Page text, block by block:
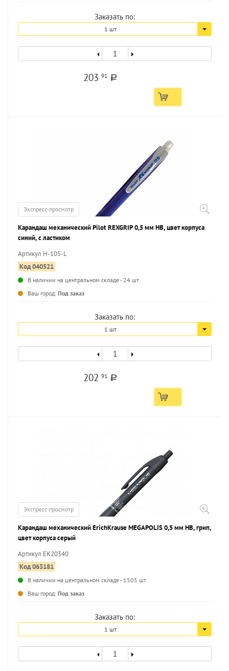
Заказать по:
1 шт.
20391 a
Экспресс-просмотр
Карандаш механический Pilot REXGRIP 0,5 мм НВ, цвет корпуса
синий, с ластиком
Артикул H-105-L
Код 040521
В наличии на центральном складе - 24 шт.
Ваш город: Под заказ
Заказать по:
1 шт.
20291 a
Экспресс-просмотр
Карандаш механический ErichKrause MEGAPOLIS 0,5 мм НВ, грип,
цвет корпуса серый
Артикул EK20340
Код 063181
В наличии на центральном складе - 1505 шт.
Ваш город: Под заказ
Заказать по:
1 шт.